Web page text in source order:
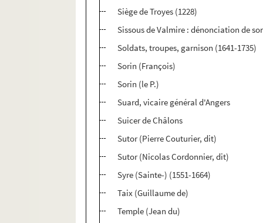
Siège de Troyes (1228)
Sissous de Valmire : dénonciation de
Soldats, troupes, garnison (1641-1735)
Sorin (François)
Sorin (le P.)
Suard, vicaire général d'Angers
Suicer de Châlons
Sutor (Pierre Couturier, dit)
Sutor (Nicolas Cordonnier, dit)
Syre (Sainte-) (1551-1664)
Taix (Guillaume de)
Temple (Jean du)